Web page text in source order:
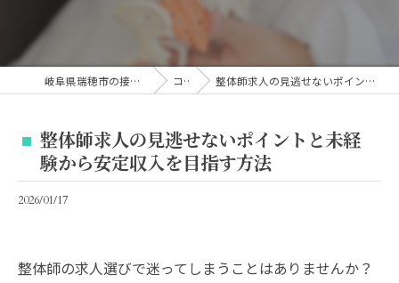
岐阜県瑞穂市の接骨院ならふれあい接骨院 コラム 整体師求人の見逃せないポイントと未経験から安定収入を目指す方法
整体師求人の見逃せないポイントと未経
験から安定収入を目指す方法
2026/01/17
整体師の求人選びで迷ってしまうことはありませんか？